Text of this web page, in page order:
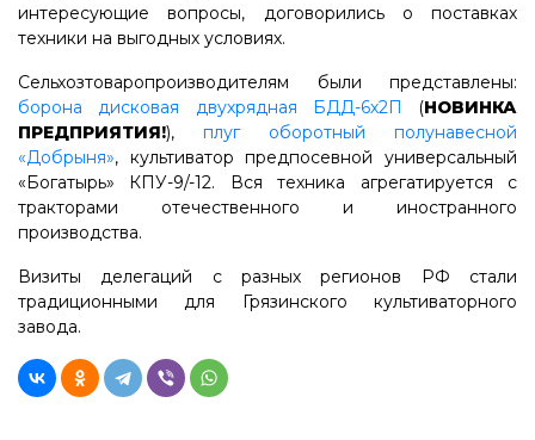
интересующие вопросы, договорились о поставках
техники на выгодных условиях.
Сельхозтоваропроизводителям были представлены:
борона дисковая двухрядная БДД-6х2П (НОВИНКА
ПРЕДПРИЯТИЯ!), плуг оборотный полунавесной
«Добрыня», культиватор предпосевной универсальный
«Богатырь» КПУ-9/-12. Вся техника агрегатируется с
тракторами отечественного и иностранного
производства.
Визиты делегаций с разных регионов РФ стали
традиционными для Грязинского культиваторного
завода.